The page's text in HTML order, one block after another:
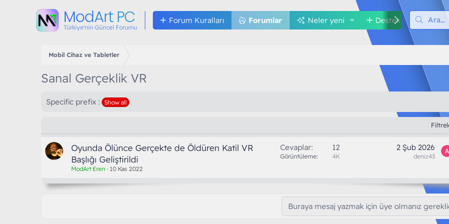
ModArt PC
Türkiye'nin Güncel Forumu
Forum Kuralları Forumlar Neler yeni Destek
Mobil Cihaz ve Tabletler
Sanal Gerçeklik VR
Specific prefix : Show all
Oyunda Ölünce Gerçekte de Öldüren Katil VR
Başlığı Geliştirildi
ModArt Eren 10 Kas 2022
Cevaplar 12
Görüntüleme 4K
2 Şub 2026
deniz43
Buraya mesaj yazmak için üye olmanız